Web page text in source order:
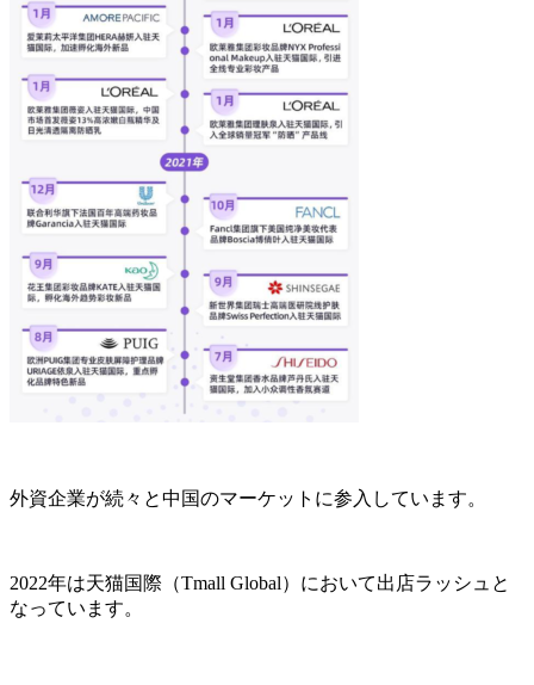
外資企業が続々と中国のマーケットに参入しています。
2022年は天猫国際（Tmall Global）において出店ラッシュと
なっています。